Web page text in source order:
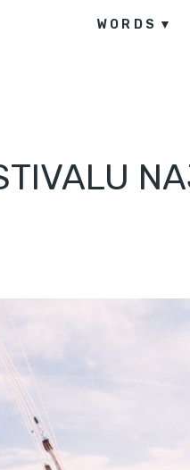
WORDS